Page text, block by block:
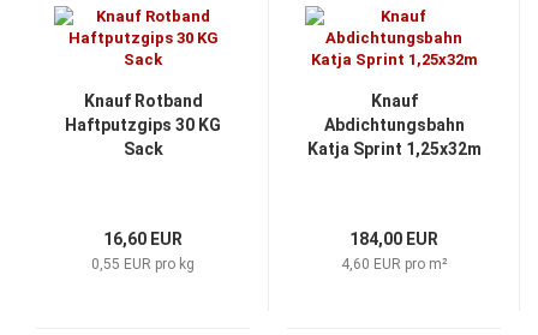
Knauf Rotband
Haftputzgips 30 KG
Sack
16,60 EUR
0,55 EUR pro kg
Knauf
Abdichtungsbahn
Katja Sprint 1,25x32m
184,00 EUR
4,60 EUR pro m²